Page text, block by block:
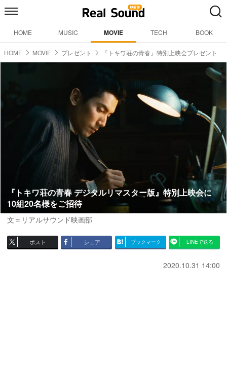
HOME MUSIC MOVIE TECH BOOK
HOME MOVIE プレゼント 『トキワ荘の青春』特別上映会プレゼント
『トキワ荘の青春 デジタルリマスター版』特別上映会に
10組20名様をご招待
文＝リアルサウンド映画部
ポスト シェア ブックマーク LINEで送る
2020.10.31 14:00